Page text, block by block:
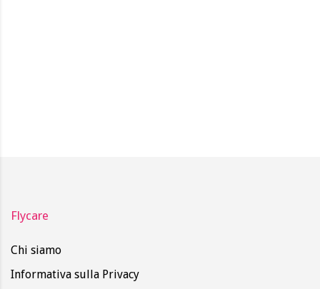
Flycare
Chi siamo
Informativa sulla Privacy